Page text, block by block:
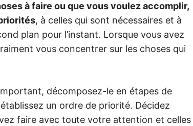
à faire ou que vous voulez accomplir,
, à celles qui sont nécessaires et à
plan pour l’instant. Lorsque vous avez
vous concentrer sur les choses qui
décomposez-le en étapes de
un ordre de priorité. Décidez
faire avec toute votre attention et celles